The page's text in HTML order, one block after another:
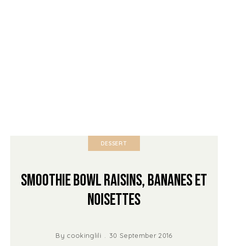
DESSERT
Smoothie Bowl Raisins, Bananes et
Noisettes
By cookinglili 30 September 2016